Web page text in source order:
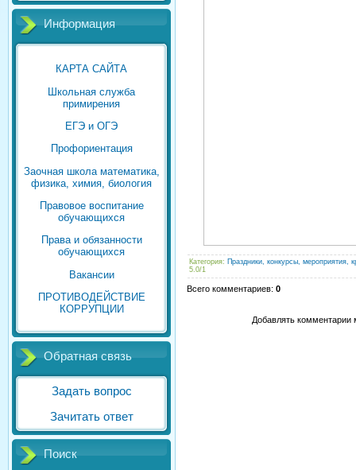
Информация
КАРТА САЙТА
Школьная служба
примирения
ЕГЭ и ОГЭ
Профориентация
Заочная школа математика,
физика, химия, биология
Правовое воспитание
обучающихся
Права и обязанности
обучающихся
Вакансии
ПРОТИВОДЕЙСТВИЕ
КОРРУПЦИИ
Обратная связь
Задать вопрос
Зачитать ответ
Поиск
Категория: Праздники, конкурсы, мероприятия,
5.0/1
Всего комментариев: 0
Добавлять комментарии